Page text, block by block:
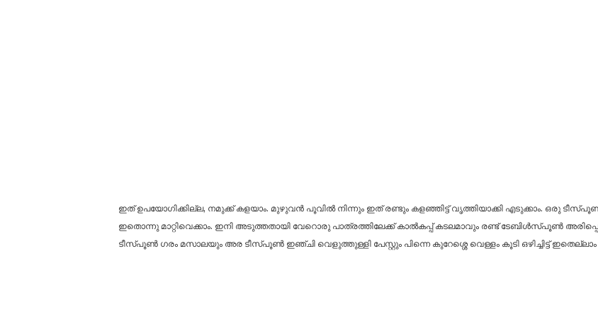
ഇത് ഉപയോഗിക്കില്ല, നമുക്ക് കളയാം. മുഴുവൻ പൂവിൽ നിന്നും ഇത് രണ്ടും കളഞ്ഞിട്ട് വൃത്തിയാക്കി എടുക്കാം. ഒരു ടീസ്പൂൺ
ഇതൊന്നു മാറ്റിവെക്കാം. ഇനി അടുത്തതായി വേറൊരു പാത്രത്തിലേക്ക് കാൽകപ്പ് കടലമാവും രണ്ട് ടേബിൾസ്പൂൺ
ടീസ്പൂൺ ഗരം മസാലയും അര ടീസ്പൂൺ ഇഞ്ചി വെളുത്തുള്ളി പേസ്റ്റും പിന്നെ കുറേശ്ശെ വെള്ളം കൂടി ഒഴിച്ചിട്ട്